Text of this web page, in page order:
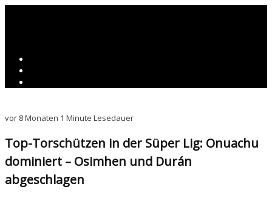
vor 8 Monaten 1 Minute Lesedauer
Top-Torschützen in der Süper Lig: Onuachu
dominiert – Osimhen und Durán
abgeschlagen